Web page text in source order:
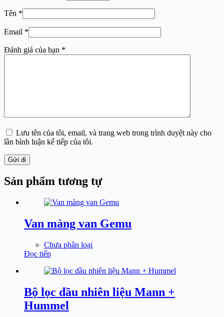
Tên *
Email *
Đánh giá của bạn *
Lưu tên của tôi, email, và trang web trong trình duyệt này cho
lần bình luận kế tiếp của tôi.
Gửi đi
Sản phẩm tương tự
Van màng van Gemu
Chưa phân loại
Đọc tiếp
Bộ lọc dầu nhiên liệu Mann +
Hummel